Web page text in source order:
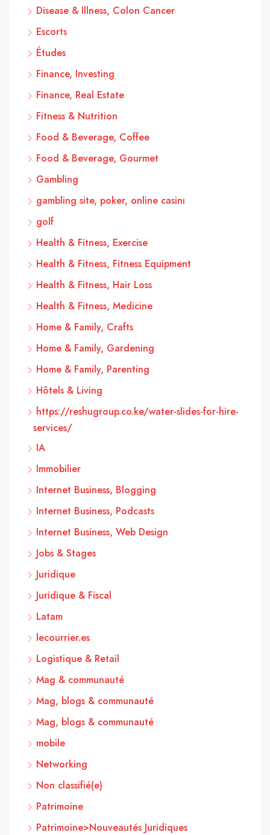
Disease & Illness, Colon Cancer
Escorts
Études
Finance, Investing
Finance, Real Estate
Fitness & Nutrition
Food & Beverage, Coffee
Food & Beverage, Gourmet
Gambling
gambling site, poker, online casinı
golf
Health & Fitness, Exercise
Health & Fitness, Fitness Equipment
Health & Fitness, Hair Loss
Health & Fitness, Medicine
Home & Family, Crafts
Home & Family, Gardening
Home & Family, Parenting
Hôtels & Living
https://reshugroup.co.ke/water-slides-for-hire-
services/
IA
Immobilier
Internet Business, Blogging
Internet Business, Podcasts
Internet Business, Web Design
Jobs & Stages
Juridique
Juridique & Fiscal
Latam
lecourrier.es
Logistique & Retail
Mag & communauté
Mag, blogs & communauté
Mag, blogs & communauté
mobile
Networking
Non classifié(e)
Patrimoine
Patrimoine>Nouveautés Juridiques